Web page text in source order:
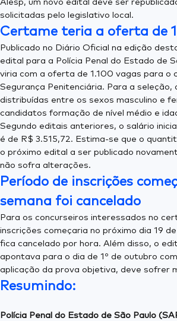
Alesp, um novo edital deve ser
solicitadas pelo legislativo local.
Certame teria a oferta de
Publicado no Diário Oficial na edição
edital para a Polícia Penal do Estado de
viria com a oferta de 1.100 vagas para o
Segurança Penitenciária. Para a seleção,
distribuídas entre os sexos masculino e
candidatos formação de nível médio e
Segundo editais anteriores, o salário
é de R$ 3.515,72. Estima-se que o
o próximo edital a ser publicado
não sofra alterações.
Período de inscrições
semana foi cancelado
Para os concurseiros interessados no
inscrições começaria no próximo dia 19
fica cancelado por hora. Além disso, o
apontava para o dia de 1º de outubro
aplicação da prova objetiva, deve sofrer
Resumindo:
Polícia Penal do Estado de São Paulo